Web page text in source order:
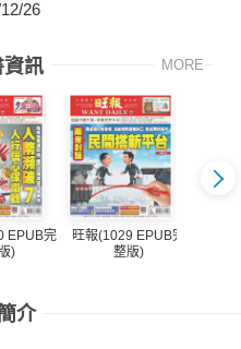
26
資訊 MORE
EPUB完
)
旺報(1029 EPUB完
整版)
介